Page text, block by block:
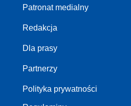
Patronat medialny
Redakcja
Dla prasy
Partnerzy
Polityka prywatności